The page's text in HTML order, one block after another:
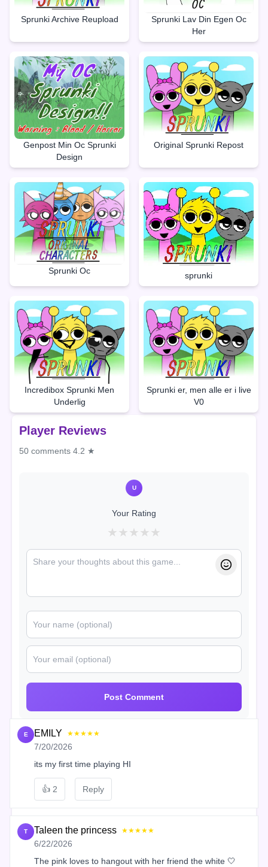
Sprunki Archive Reupload
Sprunki Lav Din Egen Oc
Her
Genpost Min Oc Sprunki
Design
Original Sprunki Repost
Sprunki Oc sprunki
Incredibox Sprunki Men
Underlig
Sprunki er, men alle er i live
V0
Player Reviews
50 comments 4.2 ★
U
Your Rating
★ ★ ★ ★ ★
Post Comment
E EMILY ★★★★★
7/20/2026
its my first time playing HI
👍 2 Reply
T Taleen the princess ★★★★★
6/22/2026
The pink loves to hangout with her friend the white 🤍